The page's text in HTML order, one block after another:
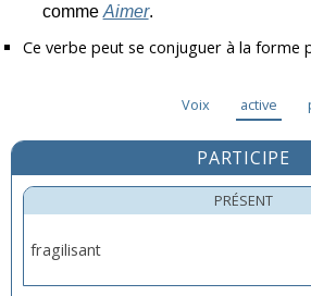
comme Aimer.
Ce verbe peut se conjuguer à la forme
Voix active
PARTICIPE
PRÉSENT
fragilisant